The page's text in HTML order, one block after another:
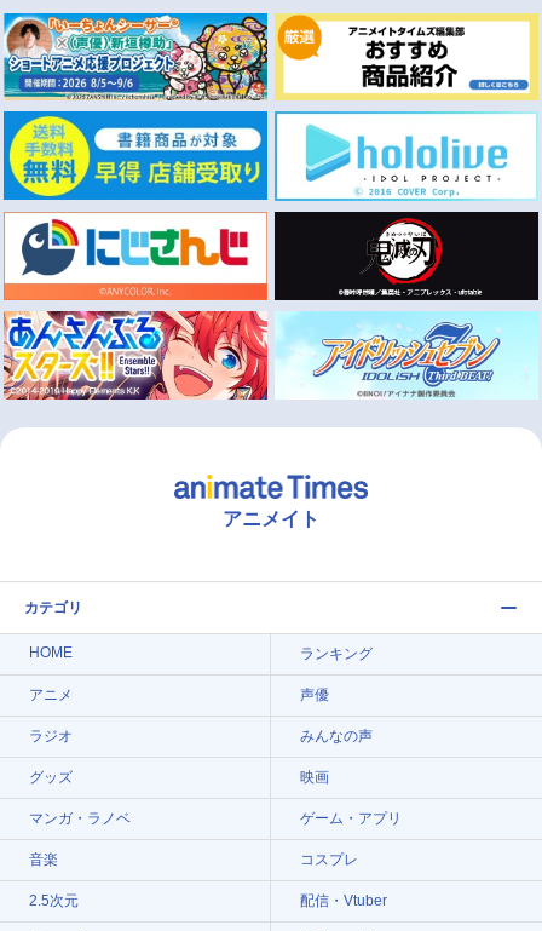
アニメイト
カテゴリ
HOME ランキング
アニメ 声優
ラジオ みんなの声
グッズ 映画
マンガ・ラノベ ゲーム・アプリ
音楽 コスプレ
2.5次元 配信・Vtuber